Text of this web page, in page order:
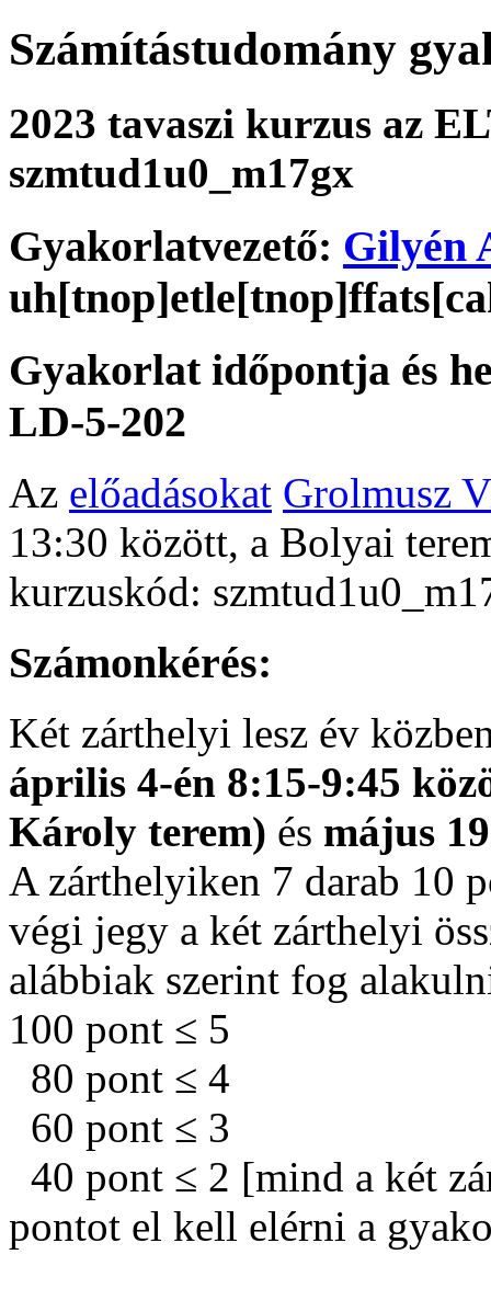
Számítástudomány
2023 tavaszi kurzus az
szmtud1u0_m17gx
Gyakorlatvezető: Gilyén
Gyakorlat időpontja és
LD-5-202
Az előadásokat Grolmusz
13:30 között, a Bolyai
kurzuskód:
Számonkérés:
Két zárthelyi lesz év
április 4-én 8:15-9:45
Károly terem) és május 19
A zárthelyiken 7 darab 10
végi jegy a két zárthelyi
alábbiak szerint fog
100 pont ≤ 5
80 pont ≤ 4
60 pont ≤ 3
40 pont ≤ 2 [mind a két
pontot el kell elérni a